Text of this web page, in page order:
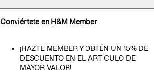
Conviértete en H&M Member
¡HAZTE MEMBER Y OBTÉN UN 15% DE
DESCUENTO EN EL ARTÍCULO DE
MAYOR VALOR!